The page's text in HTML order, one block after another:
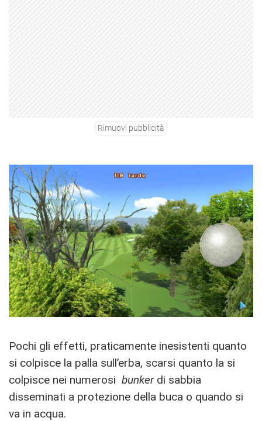
Rimuovi pubblicità
Pochi gli effetti, praticamente inesistenti quanto
si colpisce la palla sull’erba, scarsi quanto la si
colpisce nei numerosi bunkerdi sabbia
disseminati a protezione della buca o quando si
va in acqua.